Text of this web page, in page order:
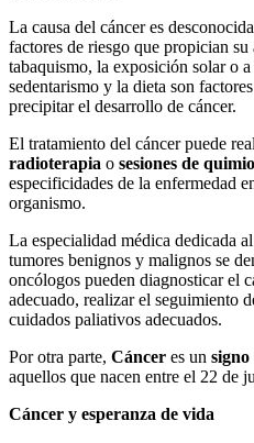
La causa del cáncer es
factores de riesgo que propician
tabaquismo, la exposición solar o
sedentarismo y la dieta son
precipitar el desarrollo de cáncer.
El tratamiento del cáncer puede
radioterapia o sesiones de
especificidades de la enfermedad
organismo.
La especialidad médica dedicada
tumores benignos y malignos se
oncólogos pueden diagnosticar el
adecuado, realizar el seguimiento
cuidados paliativos adecuados.
Por otra parte, Cáncer es un signo
aquellos que nacen entre el 22 de
Cáncer y esperanza de vida